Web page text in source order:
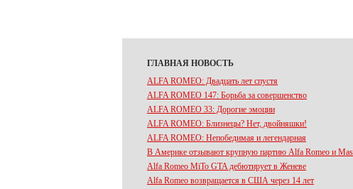
ГЛАВНАЯ НОВОСТЬ
ALFA ROMEO: Двадцать лет спустя
ALFA ROMEO 147: Борьба за совершенство
ALFA ROMEO 33: Дорогие эмоции
ALFA ROMEO: Близнецы? Нет, двойняшки!
ALFA ROMEO: Непобедимая и легендарная
В Америке отзывают крупную партию Alfa Romeo и
Alfa Romeo MiTo GTA дебютирует в Женеве
Alfa Romeo возвращается в США через 14 лет